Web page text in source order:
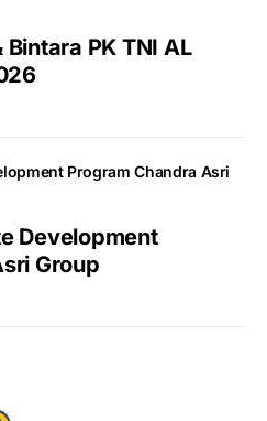
Bintara PK TNI AL
Development
Group